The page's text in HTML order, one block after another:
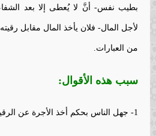
بطيب نفس- أنَّ لا يُعطى إلا بعد
لأجل المال- فلان يأخذ المال مقابل
من العبارات.
سبب هذه الأقوال:
1- جهل الناس بحكم أخذ الأجرة عن الرقية.